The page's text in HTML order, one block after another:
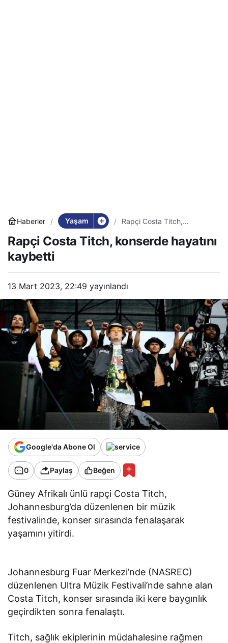
Haberler Yaşam
Rapçi Costa Titch,
Rapçi Costa Titch, konserde hayatını
kaybetti
13 Mart 2023, 22:49 yayınlandı
Google'da Abone Ol
0 Paylaş Beğen
Güney Afrikalı ünlü rapçi Costa Titch,
Johannesburg’da düzenlenen bir müzik
festivalinde, konser sırasında fenalaşarak
yaşamını yitirdi.
Johannesburg Fuar Merkezi’nde (NASREC)
düzenlenen Ultra Müzik Festivali’nde sahne alan
Costa Titch, konser sırasında iki kere baygınlık
geçirdikten sonra fenalaştı.
Titch, sağlık ekiplerinin müdahalesine rağmen